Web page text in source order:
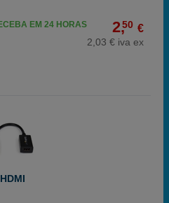
2,50 €
2,03 € iva ex
EM 24 HORAS